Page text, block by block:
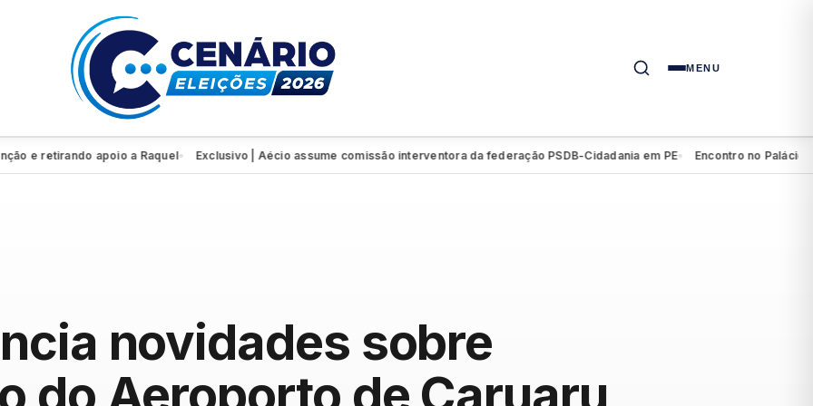
MENU
apoio a Raquel ● Exclusivo | Aécio assume comissão interventora da federação PSDB-Cidadania em PE● Encontro no Palácio do
novidades sobre